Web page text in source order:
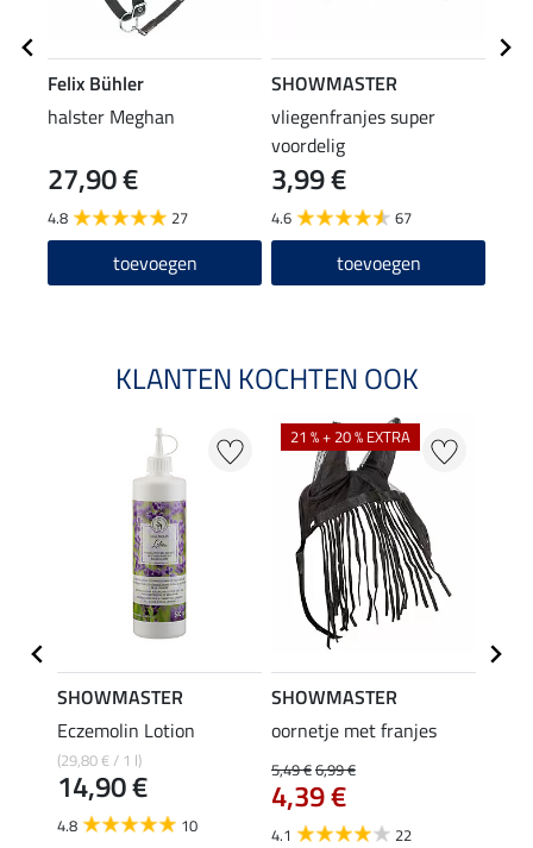
Felix Bühler
halster Meghan
27,90 €
4.8 27
toevoegen
SHOWMASTER
vliegenfranjes super
voordelig
3,99 €
4.6 67
toevoegen
KLANTEN KOCHTEN OOK
SHOWMASTER
Eczemolin Lotion
(29,80 € / 1 l)
14,90 €
4.8 10
21 % + 20 % EXTRA
SHOWMASTER
oornetje met franjes
5,49 €6,99 €
4,39 €
4.1 22